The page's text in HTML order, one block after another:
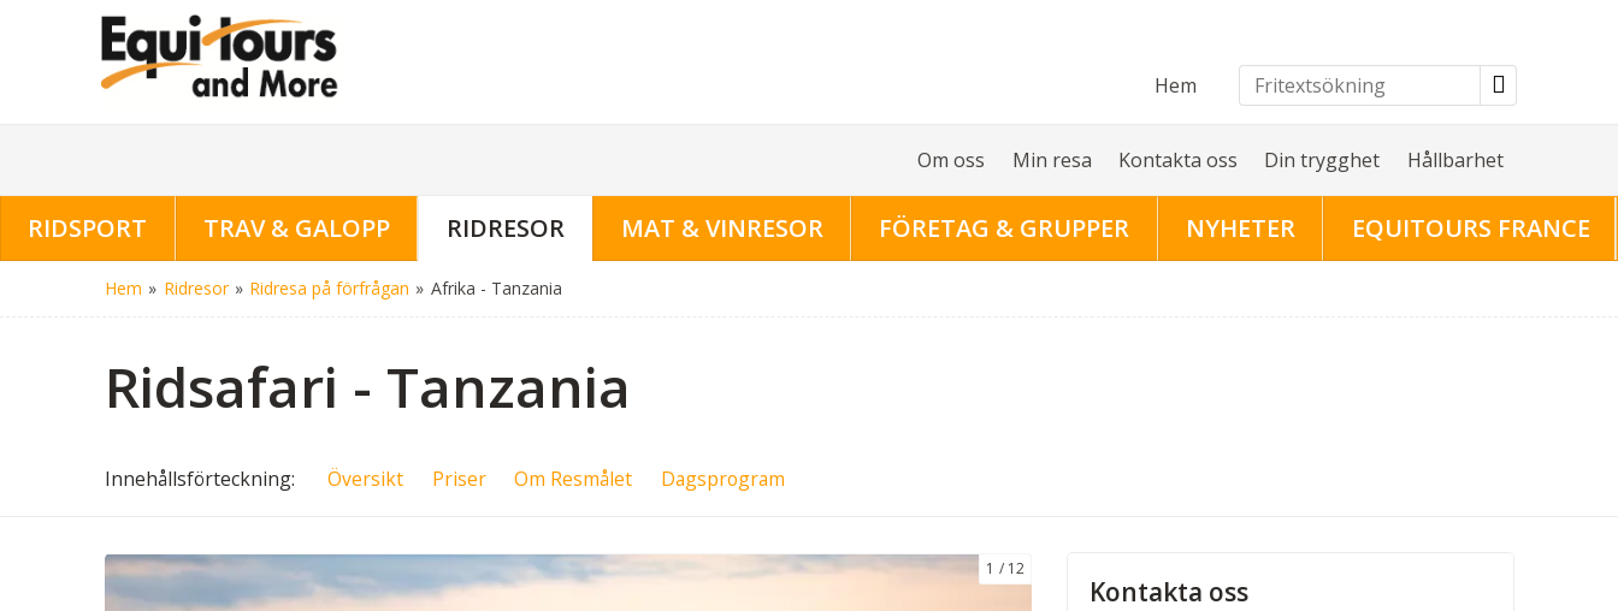
Hem
Om oss Min resa Kontakta oss Din trygghet Hållbarhet
RIDSPORT TRAV & GALOPP RIDRESOR MAT & VINRESOR FÖRETAG & GRUPPER NYHETER EQUITOURS FRANCE
Hem » Ridresor » Ridresa på förfrågan » Afrika - Tanzania
Ridsafari - Tanzania
Innehållsförteckning Översikt Priser Om Resmålet Dagsprogram
1 12
Kontakta oss